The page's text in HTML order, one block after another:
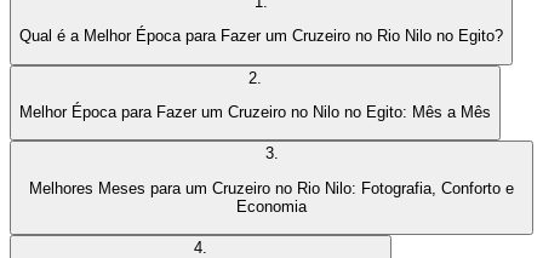
Qual é a Melhor Época para Fazer um Cruzeiro no Rio Nilo no Egito?
2
Melhor Época para Fazer um Cruzeiro no Nilo no Egito: Mês a Mês
3.
Melhores Meses para um Cruzeiro no Rio Nilo: Fotografia, Conforto e
Economia
4